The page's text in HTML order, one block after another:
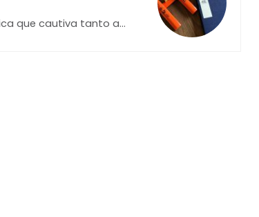
que cautiva tanto a